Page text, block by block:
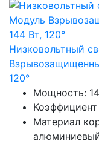
Низковольтный
120°
Мощность:
Материал